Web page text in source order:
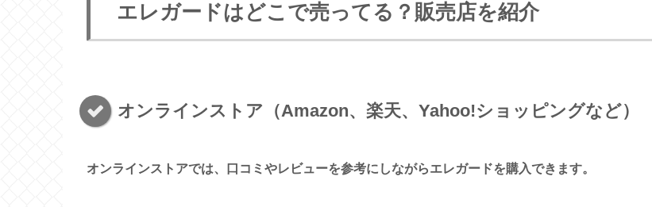
エレガードはどこで売ってる？販売店を紹介
オンラインストア（Amazon、楽天、Yahoo!ショッピングなど）
オンラインストアでは、口コミやレビューを参考にしながらエレガードを購入できます。